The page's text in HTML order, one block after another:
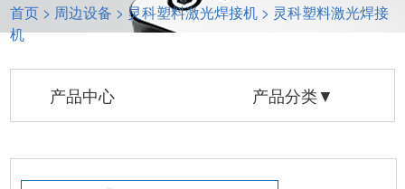
首页 > 周边设备 > 灵科塑料激光焊接机 > 灵科塑料激光焊接
机
产品中心 产品分类▼